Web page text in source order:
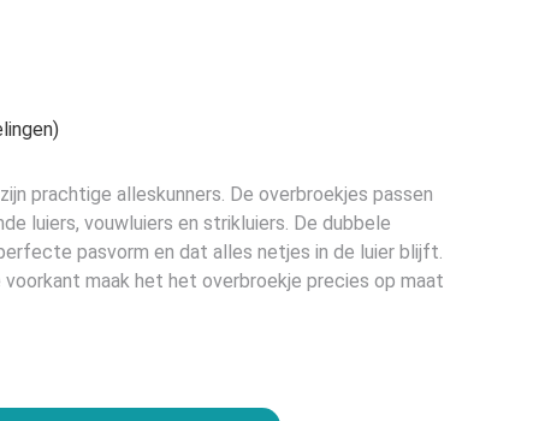
prachtige alleskunners. De overbroekjes passen
luiers, vouwluiers en strikluiers. De dubbele
pasvorm en dat alles netjes in de luier blijft.
maak het het overbroekje precies op maat